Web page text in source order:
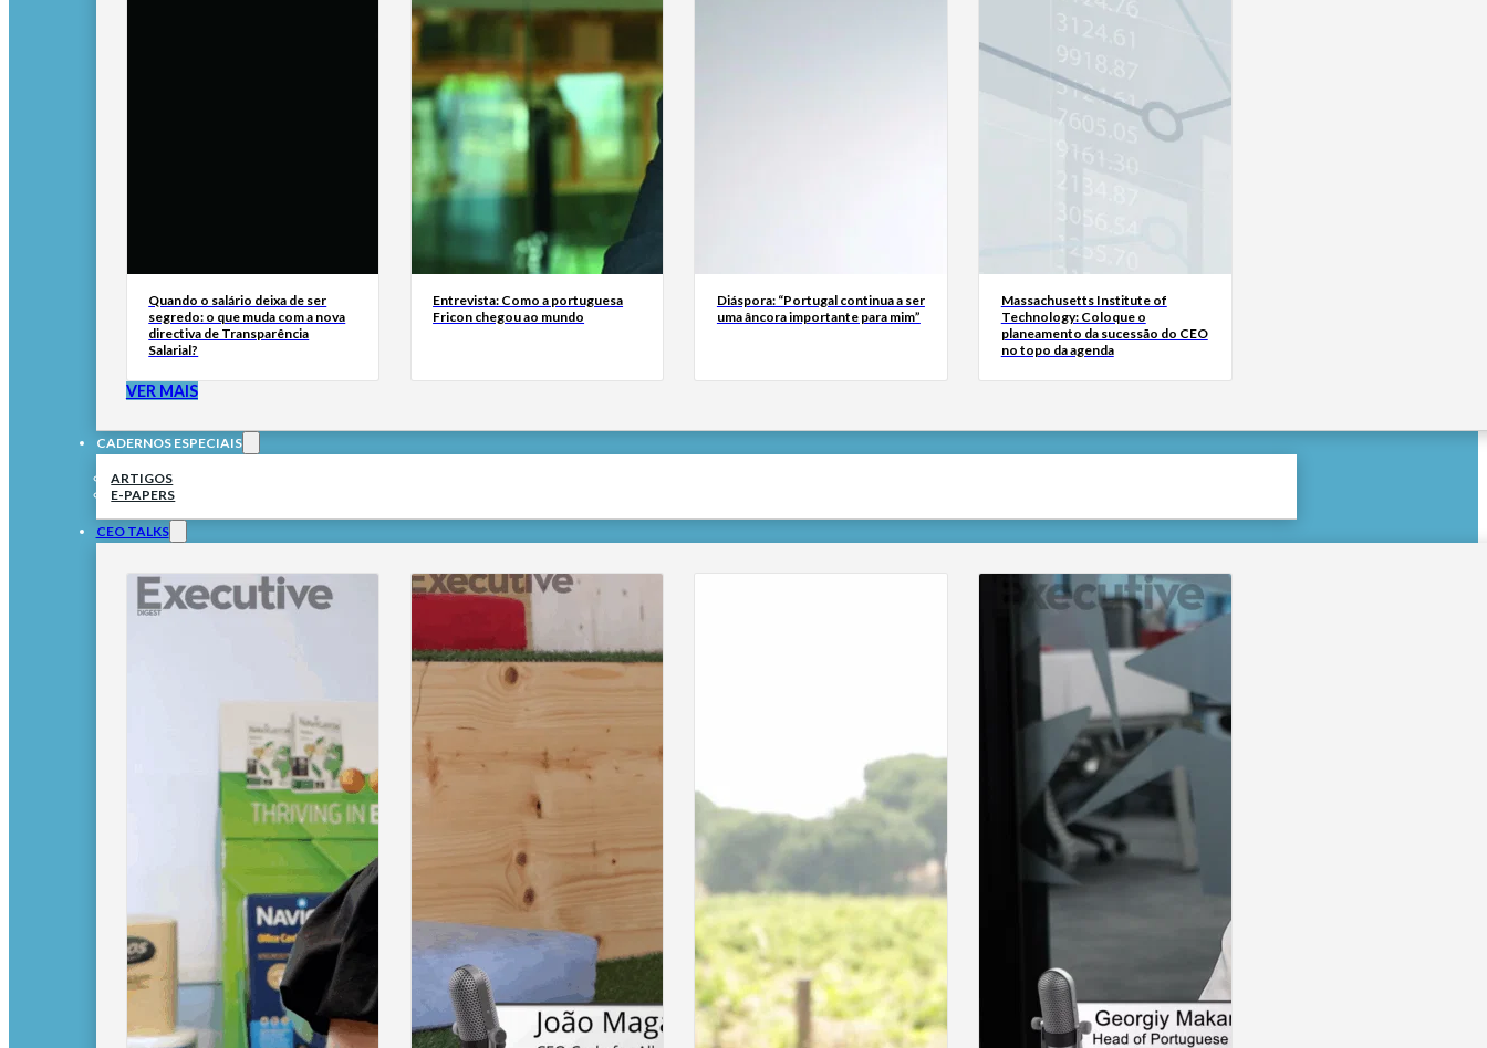
Quando o salário deixa de ser
segredo: o que muda com a nova
directiva de Transparência
Salarial?
Entrevista: Como a portuguesa
Fricon chegou ao mundo
Diáspora: “Portugal continua a ser
uma âncora importante para mim”
Massachusetts Institute of
Technology: Coloque o
planeamento da sucessão do CEO
no topo da agenda
VER MAIS
CADERNOS ESPECIAIS
ARTIGOS
E-PAPERS
CEO TALKS